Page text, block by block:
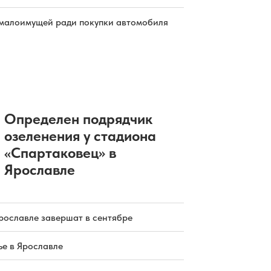
ради покупки автомобиля
Определен подрядчик
озеленения у стадиона
«Спартаковец» в
Ярославле
завершат в сентябре
в Ярославле